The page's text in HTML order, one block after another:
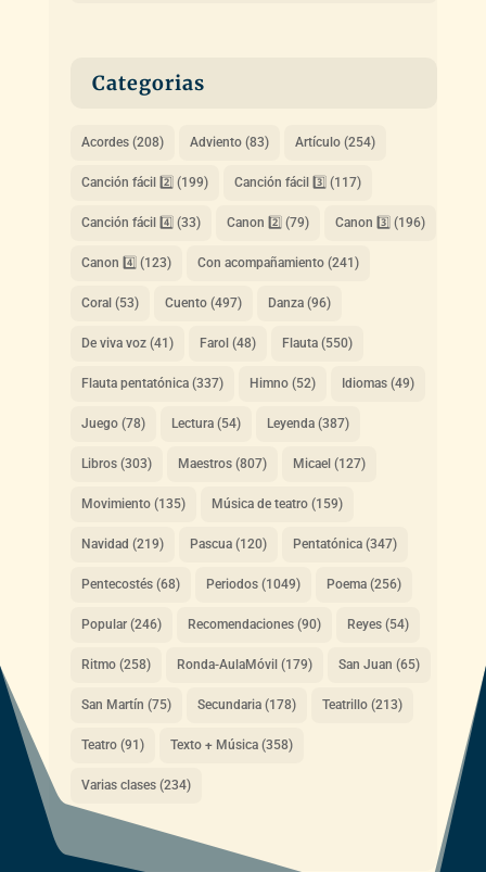
Categorias
Acordes(208) Adviento(83) Artículo(254)
Canción fácil 2️⃣ (199) Canción fácil 3️⃣ (117)
Canción fácil 4️⃣ (33) Canon 2️⃣ (79) Canon 3️⃣ (196)
Canon 4️⃣ (123) Con acompañamiento(241)
Coral (53) Cuento(497) Danza(96)
De viva voz(41) Farol (48) Flauta(550)
Flauta pentatónica(337) Himno(52) Idiomas(49)
Juego(78) Lectura(54) Leyenda(387)
Libros(303) Maestros(807) Micael (127)
Movimiento(135) Música de teatro(159)
Navidad (219) Pascua(120) Pentatónica(347)
Pentecostés(68) Periodos(1049) Poema(256)
Popular(246) Recomendaciones(90) Reyes(54)
Ritmo(258) Ronda-AulaMóvil (179) San Juan (65)
San Martín (75) Secundaria(178) Teatrillo(213)
Teatro(91) Texto + Música(358)
Varias clases(234)